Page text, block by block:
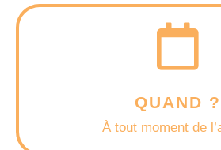

QUAND ?
À tout moment de